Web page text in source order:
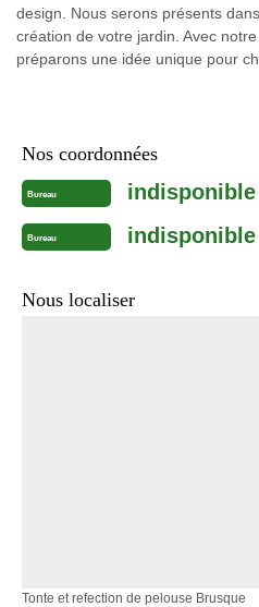
design. Nous serons présents
création de votre jardin. Avec
préparons une idée unique pour
Nos coordonnées
Bureau indisponible
Bureau indisponible
Nous localiser
Tonte et refection de pelouse Brusque